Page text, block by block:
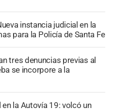
instancia judicial en la
para la Policía de Santa Fe
tres denuncias previas al
se incorpore a la
la Autovía 19: volcó un